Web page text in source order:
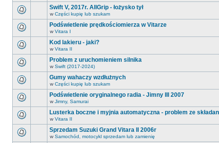
ma
nowych
nieprzeczytanych
postów.
forum
ma
nowych
nieprzeczytanych
postów.
forum
ma
nowych
nieprzeczytanych
postów.
Swift V, 2017r. AllGrip - łożysko tył
w Części kupię lub szukam
forum
ma
nowych
nieprzeczytanych
postów.
Podświetlenie prędkościomierza w Vitarze
w Vitara I
forum
ma
nowych
nieprzeczytanych
postów.
Kod lakieru - jaki?
w Vitara II
forum
ma
nowych
nieprzeczytanych
postów.
Problem z uruchomieniem silnika
w Swift (2017-2024)
forum
ma
nowych
nieprzeczytanych
postów.
Gumy wahaczy wzdłużnych
w Części kupię lub szukam
forum
ma
nowych
nieprzeczytanych
postów.
Podświetlenie oryginalnego radia - Jimny III 2007
w Jimny, Samurai
forum
Lusterka boczne i myjnia automatyczna - problem ze
w Vitara II
Sprzedam Suzuki Grand Vitara II 2006r
w Samochód, motocykl sprzedam lub zamienię